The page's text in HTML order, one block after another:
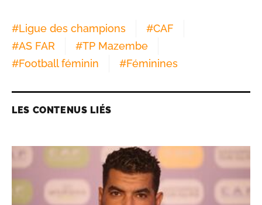
#Ligue des champions #CAF
#AS FAR #TP Mazembe
#Football féminin #Féminines
LES CONTENUS LIÉS